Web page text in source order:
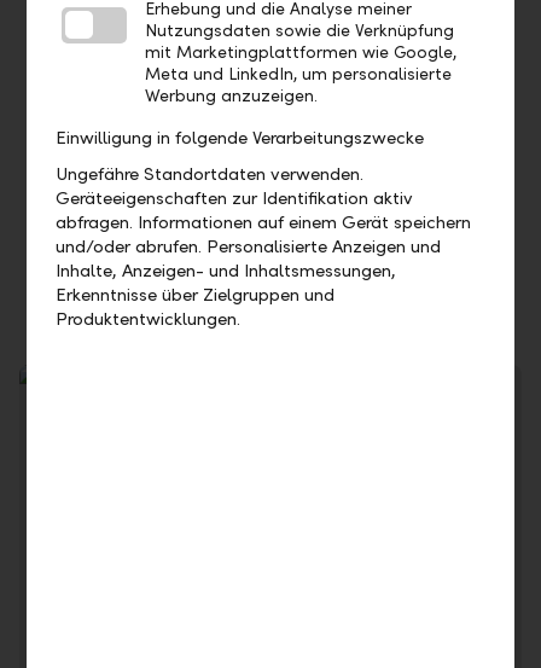
Eine weitere Möglichkeit für regelmässige Zahlungen ist
das Lastschriftverfahren (LSV). Hierbei wird die Zahlung
durch den Empfänger ausgelöst, der Ihnen als
Rechnungssteller auch das entsprechende Formular zur
Verfügung stellt. Mit Ihrer unterzeichneten Ermächtigung
werden die Beträge dann automatisch Ihrem Konto
beispielsweise für Krankenkassenbeiträge oder
Telefonrechnungen an.
Erhebung und die Analyse meiner
Nutzungsdaten sowie die Verknüpfung
mit Marketingplattformen wie Google,
Meta und LinkedIn, um personalisierte
Werbung anzuzeigen.
Einwilligung in folgende Verarbeitungszwecke
Ungefähre Standortdaten verwenden.
Geräteeigenschaften zur Identifikation aktiv
abfragen. Informationen auf einem Gerät speichern
und/oder abrufen. Personalisierte Anzeigen und
Inhalte, Anzeigen- und Inhaltsmessungen,
Erkenntnisse über Zielgruppen und
Produktentwicklungen.